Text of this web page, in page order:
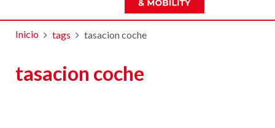
Inicio tags tasacion coche
tasacion coche